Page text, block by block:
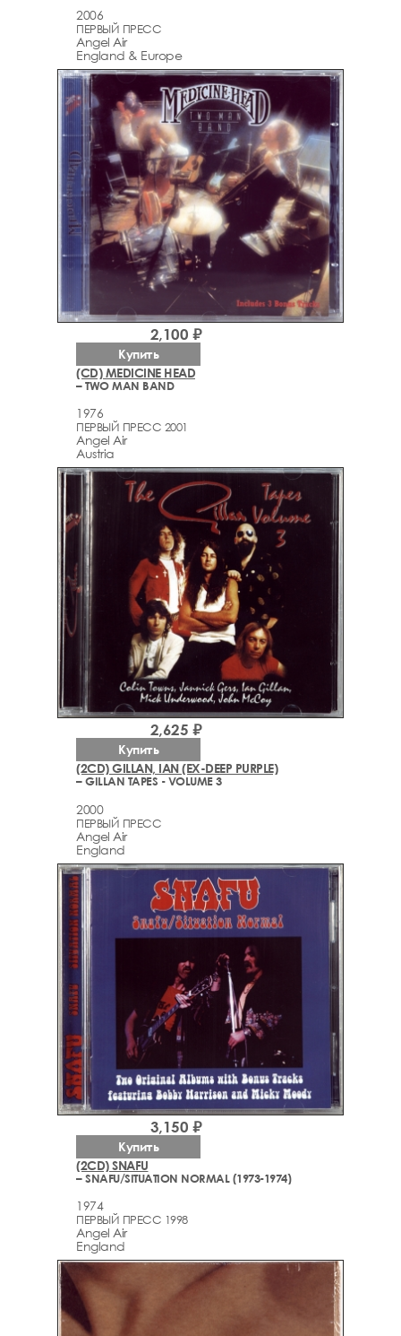
2006
ПЕРВЫЙ ПРЕСС
Angel Air
England & Europe
(CD) MEDICINE HEAD
– TWO MAN BAND
1976
ПЕРВЫЙ ПРЕСС 2001
Angel Air
Austria
2,100 ₽
Купить
(2CD) GILLAN, IAN (EX-DEEP PURPLE)
– GILLAN TAPES - VOLUME 3
2000
ПЕРВЫЙ ПРЕСС
Angel Air
England
2,625 ₽
Купить
(2CD) SNAFU
– SNAFU/SITUATION NORMAL (1973-1974)
1974
ПЕРВЫЙ ПРЕСС 1998
Angel Air
England
3,150 ₽
Купить